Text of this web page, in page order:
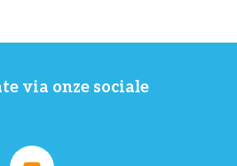
via onze sociale